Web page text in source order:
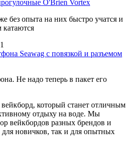
O'Brien Vortex
без опыта на них быстро учатся и
катаются
Seawag с повязкой и разъемом
Не надо теперь в пакет его
который станет отличным
отдыху на воде. Мы
вейкбордов разных брендов и
новичков, так и для опытных